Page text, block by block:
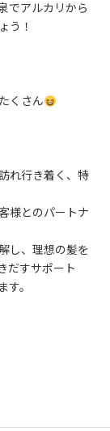
でアルカリから
う！
くさん
れ行き着く、特
様とのパートナ
し、理想の髪を
だすサポート
。